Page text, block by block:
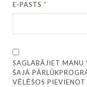
E-PASTS*
SAGLABĀJIET MANU
ŠAJĀ
VĒLĒŠOS